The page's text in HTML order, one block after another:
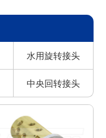
水用旋转接头
中央回转接头